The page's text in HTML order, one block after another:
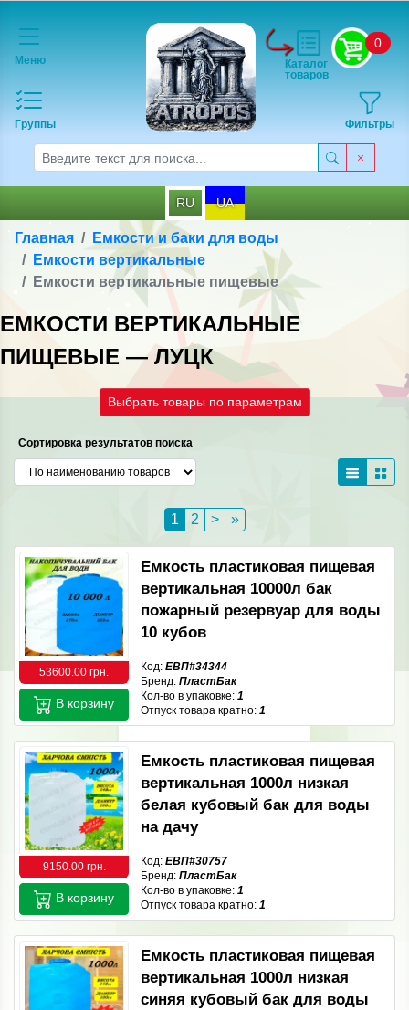
Меню
Группы
0
Фильтры
Каталог
товаров
RU UA
Главная
Емкости и баки для воды
Емкости вертикальные
Емкости вертикальные пищевые
ЕМКОСТИ ВЕРТИКАЛЬНЫЕ
ПИЩЕВЫЕ — ЛУЦК
Выбрать товары по параметрам
Сортировка результатов поиска
1 2 > »
53600.00 грн.
Емкость пластиковая пищевая
вертикальная 10000л бак
пожарный резервуар для воды
10 кубов
Код: ЕВП#34344
Бренд: ПластБак
Кол-во в упаковке: 1
Отпуск товара кратно: 1
В корзину
9150.00 грн.
Емкость пластиковая пищевая
вертикальная 1000л низкая
белая кубовый бак для воды
на дачу
Код: ЕВП#30757
Бренд: ПластБак
Кол-во в упаковке: 1
Отпуск товара кратно: 1
В корзину
Емкость пластиковая пищевая
вертикальная 1000л низкая
синяя кубовый бак для воды